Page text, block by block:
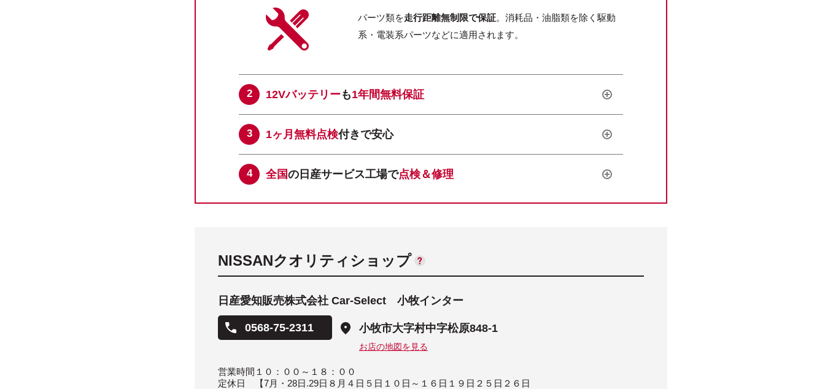
パーツ類を走行距離無制限で保証。消耗品・油脂類を除く駆動
系・電装系パーツなどに適用されます。
12Vバッテリーも1年間無料保証
1ヶ月無料点検付きで安心
全国の日産サービス工場で点検＆修理
NISSANクオリティショップ
日産愛知販売株式会社 Car-Select 小牧インター
0568-75-2311 小牧市大字村中字松原848-1
お店の地図を見る
営業時間 １０：００～１８：００
定休日
【7月・28日.29日８月４日５日１０日～１６日１９日２５日２６日